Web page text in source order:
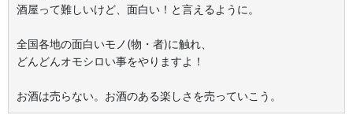
酒屋って難しいけど、面白い！と言えるように。
全国各地の面白いモノ(物・者)に触れ、
どんどんオモシロい事をやりますよ！
お酒は売らない。お酒のある楽しさを売っていこう。